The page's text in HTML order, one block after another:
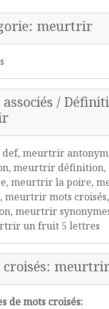
meurtrir
/
meurtrir
meurtrir
meurtrir la poire,
meurtrir mots
meurtrir
un fruit 5 lettres
croisés:
de mots croisés: